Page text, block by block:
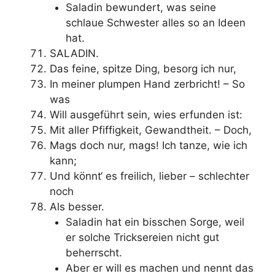
Saladin bewundert, was seine
schlaue Schwester alles so an Ideen
hat.
SALADIN.
Das feine, spitze Ding, besorg ich nur,
In meiner plumpen Hand zerbricht! – So
was
Will ausgeführt sein, wies erfunden ist:
Mit aller Pfiffigkeit, Gewandtheit. – Doch,
Mags doch nur, mags! Ich tanze, wie ich
kann;
Und könnt‘ es freilich, lieber – schlechter
noch
Als besser.
Saladin hat ein bisschen Sorge, weil
er solche Tricksereien nicht gut
beherrscht.
Aber er will es machen und nennt das